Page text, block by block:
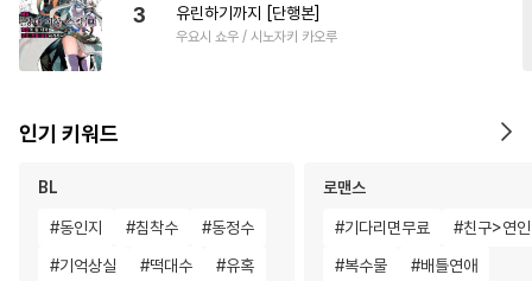
3
유린하기까지 [단행본]
우요시 쇼우 / 시노자키 카오루
인기 키워드
BL
#동인지 #침착수 #동정수
#기억상실 #떡대수 #유혹
로맨스
#기다리면무료 #친구>연인
#복수물 #배틀연애